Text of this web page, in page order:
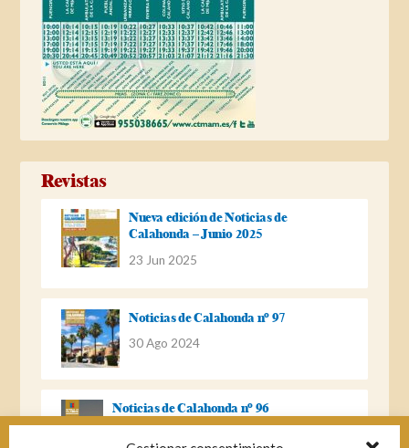
Revistas
Nueva edición de Noticias de
Calahonda – Junio 2025
23 Jun 2025
Noticias de Calahonda nº 97
30 Ago 2024
Noticias de Calahonda nº 96